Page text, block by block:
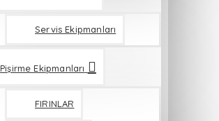
Servis Ekipmanları
Pişirme Ekipmanları
FIRINLAR